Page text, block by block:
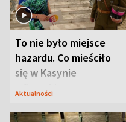
To nie było miejsce
hazardu. Co mieściło
się w Kasynie
Oficerskim?
Aktualności